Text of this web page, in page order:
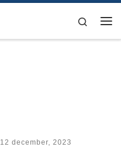
Search
12 december, 2023